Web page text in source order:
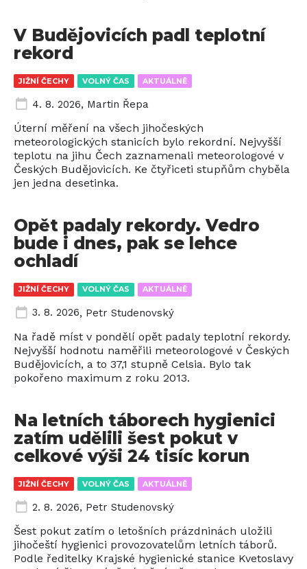
JIŽNÍ ČECHY VOLNÝ ČAS AKTUÁLNĚ
V Budějovicích padl teplotní
rekord
4. 8. 2026, Martin Řepa
Úterní měření na všech jihočeských
meteorologických stanicích bylo rekordní. Nejvyšší
teplotu na jihu Čech zaznamenali meteorologové v
Českých Budějovicích. Ke čtyřiceti stupňům chyběla
jen jedna desetinka.
JIŽNÍ ČECHY VOLNÝ ČAS AKTUÁLNĚ
Opět padaly rekordy. Vedro
bude i dnes, pak se lehce
ochladí
3. 8. 2026, Petr Studenovský
Na řadě míst v pondělí opět padaly teplotní rekordy.
Nejvyšší hodnotu naměřili meteorologové v Českých
Budějovicích, a to 37,1 stupně Celsia. Bylo tak
pokořeno maximum z roku 2013.
JIŽNÍ ČECHY VOLNÝ ČAS AKTUÁLNĚ
Na letních táborech hygienici
zatím udělili šest pokut v
celkové výši 24 tisíc korun
2. 8. 2026, Petr Studenovský
Šest pokut zatím o letošních prázdninách uložili
jihočeští hygienici provozovatelům letních táborů.
Podle ředitelky Krajské hygienické stanice Kvetoslavy